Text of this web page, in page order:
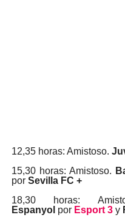
12,35 horas: Amistoso.
15,30 horas: Amistoso.
por Sevilla FC +
18,30 horas:
Espanyol por Esport 3y